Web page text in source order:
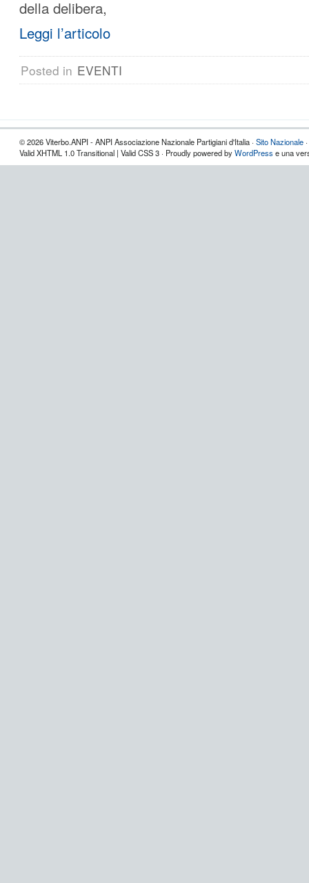
della delibera,
Leggi l’articolo
Posted in EVENTI
© 2026 Viterbo.ANPI - ANPI Associazione Nazionale Partigiani d'Italia · Sito Nazionale ·
Valid XHTML 1.0 Transitional | Valid CSS 3 · Proudly powered byWordPress e una